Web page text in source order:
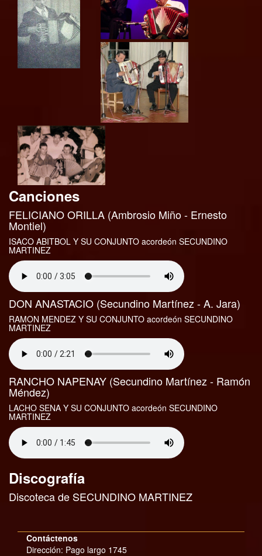
Canciones
FELICIANO ORILLA (Ambrosio Miño - Ernesto
Montiel)
ISACO ABITBOL Y SU CONJUNTO acordeón SECUNDINO
MARTINEZ
DON ANASTACIO (Secundino Martínez - A. Jara)
RAMON MENDEZ Y SU CONJUNTO acordeón SECUNDINO
MARTINEZ
RANCHO NAPENAY (Secundino Martínez - Ramón
Méndez)
LACHO SENA Y SU CONJUNTO acordeón SECUNDINO
MARTINEZ
Discografía
Discoteca de SECUNDINO MARTINEZ
Contáctenos
Dirección: Pago largo 1745